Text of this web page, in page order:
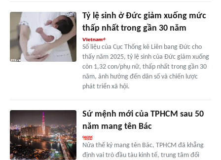
Tỷ lệ sinh ở Đức giảm xuống mức
thấp nhất trong gần 30 năm
Số liệu của Cục Thống kê Liên bang Đức cho
thấy năm 2025, tỷ lệ sinh của Đức giảm xuống
còn 1,32 con/phụ nữ, thấp nhất trong gần 30
năm, ảnh hưởng đến dân số và chiến lược
phát triển xã hội.
Sứ mệnh mới của TPHCM sau 50
năm mang tên Bác
Nửa thế kỷ mang tên Bác, TPHCM đã khẳng
định vai trò đầu tàu kinh tế, trung tâm đổi